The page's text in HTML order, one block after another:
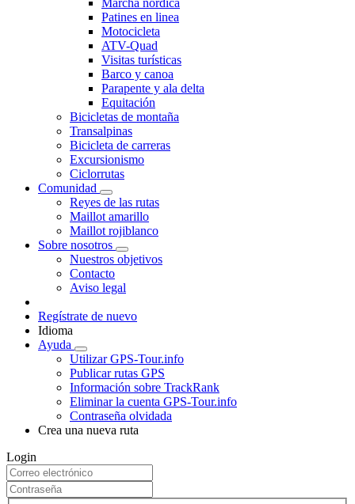
Patines en linea
Motocicleta
ATV-Quad
Visitas turísticas
Barco y canoa
Parapente y ala delta
Equitación
Bicicletas de montaña
Transalpinas
Bicicleta de carreras
Excursionismo
Ciclorrutas
Comunidad
Reyes de las rutas
Maillot amarillo
Maillot rojiblanco
Sobre nosotros
Nuestros objetivos
Contacto
Aviso legal
Regístrate de nuevo
Idioma
Ayuda
Utilizar GPS-Tour.info
Publicar rutas GPS
Información sobre TrackRank
Eliminar la cuenta GPS-Tour.info
Contraseña olvidada
Crea una nueva ruta
Login